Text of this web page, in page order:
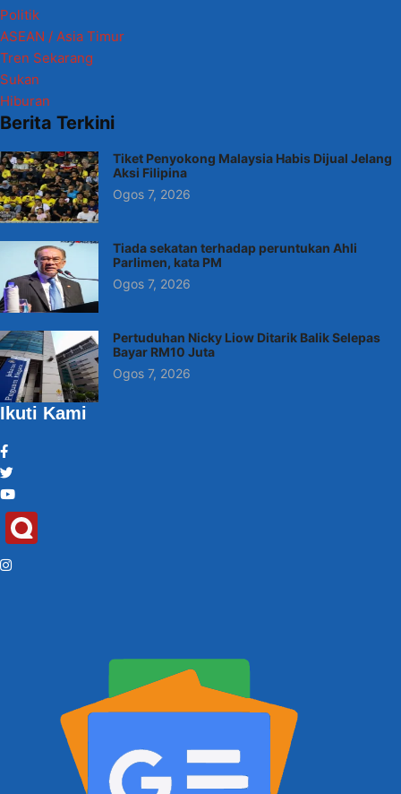
Politik
ASEAN / Asia Timur
Tren Sekarang
Sukan
Hiburan
Berita Terkini
Tiket Penyokong Malaysia Habis Dijual Jelang
Aksi Filipina
Ogos 7, 2026
Tiada sekatan terhadap peruntukan Ahli
Parlimen, kata PM
Ogos 7, 2026
Pertuduhan Nicky Liow Ditarik Balik Selepas
Bayar RM10 Juta
Ogos 7, 2026
Ikuti Kami